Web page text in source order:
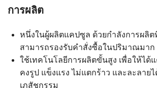
การผลิต
หนึ่งในผู้ผลิตแคปซูล ด้วยกำลังการผลิ
สามารถรองรับคำสั่งซื้อในปริมาณมาก
ใช้เทคโนโลยีการผลิตขั้นสูง เพื่อให้ไ
คงรูป แข็งแรง ไม่แตกร้าว และละลาย
เภสัชกรรม